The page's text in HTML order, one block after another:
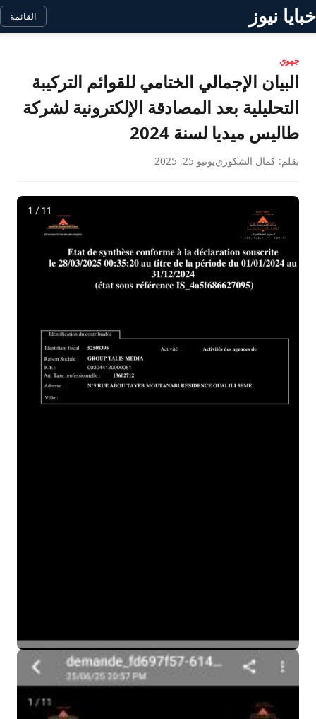
خبايا نيوز القائمة
جهوي
البيان الإجمالي الختامي للقوائم التركيبة
التحليلية بعد المصادقة الإلكترونية لشركة
طاليس ميديا لسنة 2024
بقلم: كمال الشكورييونيو 25, 2025